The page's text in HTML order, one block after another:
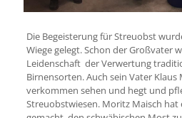
Die Begeisterung für Streuobst
Wiege gelegt. Schon der Großvater
Leidenschaft der Verwertung
Birnensorten. Auch sein Vater
verkommen sehen und hegt und
Streuobstwiesen. Moritz Maisch hat